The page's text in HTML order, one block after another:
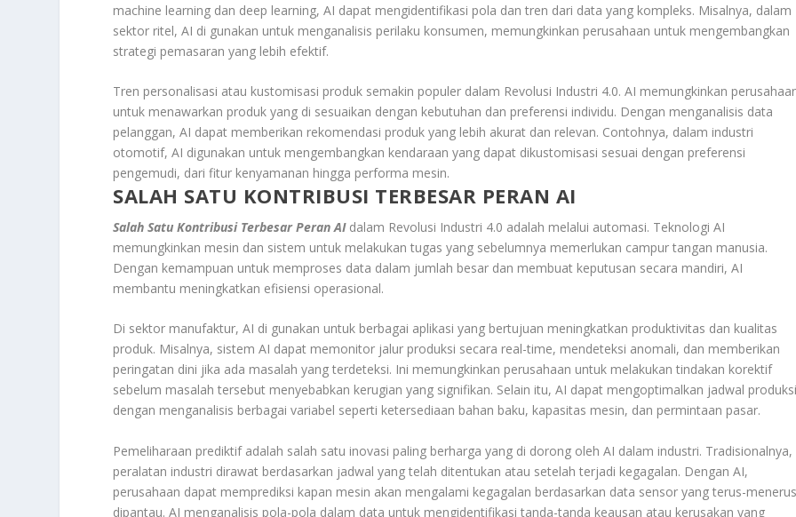
machine learning dan deep learning, AI dapat mengidentifikasi pola dan tren dari data yang kompleks. Misalnya, dalam
sektor ritel, AI di gunakan untuk menganalisis perilaku konsumen, memungkinkan perusahaan untuk mengembangkan
strategi pemasaran yang lebih efektif.
Tren personalisasi atau kustomisasi produk semakin populer dalam Revolusi Industri 4.0. AI memungkinkan
untuk menawarkan produk yang di sesuaikan dengan kebutuhan dan preferensi individu. Dengan menganalisis data
pelanggan, AI dapat memberikan rekomendasi produk yang lebih akurat dan relevan. Contohnya, dalam industri
otomotif, AI digunakan untuk mengembangkan kendaraan yang dapat dikustomisasi sesuai dengan preferensi
pengemudi, dari fitur kenyamanan hingga performa mesin.
SALAH SATU KONTRIBUSI TERBESAR PERAN AI
Salah Satu Kontribusi Terbesar Peran AIdalam Revolusi Industri 4.0 adalah melalui automasi. Teknologi AI
memungkinkan mesin dan sistem untuk melakukan tugas yang sebelumnya memerlukan campur tangan manusia.
Dengan kemampuan untuk memproses data dalam jumlah besar dan membuat keputusan secara mandiri, AI
membantu meningkatkan efisiensi operasional.
Di sektor manufaktur, AI di gunakan untuk berbagai aplikasi yang bertujuan meningkatkan produktivitas dan kualitas
produk. Misalnya, sistem AI dapat memonitor jalur produksi secara real-time, mendeteksi anomali, dan memberikan
peringatan dini jika ada masalah yang terdeteksi. Ini memungkinkan perusahaan untuk melakukan tindakan korektif
sebelum masalah tersebut menyebabkan kerugian yang signifikan. Selain itu, AI dapat mengoptimalkan jadwal
dengan menganalisis berbagai variabel seperti ketersediaan bahan baku, kapasitas mesin, dan permintaan pasar.
Pemeliharaan prediktif adalah salah satu inovasi paling berharga yang di dorong oleh AI dalam industri. Tradisionalnya,
peralatan industri dirawat berdasarkan jadwal yang telah ditentukan atau setelah terjadi kegagalan. Dengan AI,
perusahaan dapat memprediksi kapan mesin akan mengalami kegagalan berdasarkan data sensor yang terus-
dipantau. AI menganalisis pola-pola dalam data untuk mengidentifikasi tanda-tanda keausan atau kerusakan yang